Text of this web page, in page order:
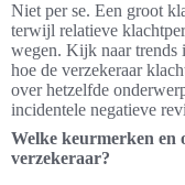
Niet per se. Een groot
terwijl relatieve
wegen. Kijk naar trends
hoe de verzekeraar
over hetzelfde
incidentele negatieve
Welke keurmerken en
verzekeraar?